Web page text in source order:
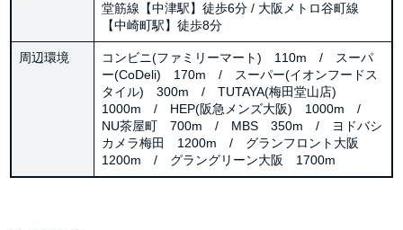
堂筋線【中津駅】徒歩6分 / 大阪メトロ谷町線
【中崎町駅】徒歩8分
周辺環境
コンビニ(ファミリーマート) 110m / スーパ
ー(CoDeli) 170m / スーパー(イオンフードス
タイル) 300m / TUTAYA(梅田堂山店)
1000m / HEP(阪急メンズ大阪) 1000m /
NU茶屋町 700m / MBS 350m / ヨドバシ
カメラ梅田 1200m / グランフロント大阪
1200m / グラングリーン大阪 1700m